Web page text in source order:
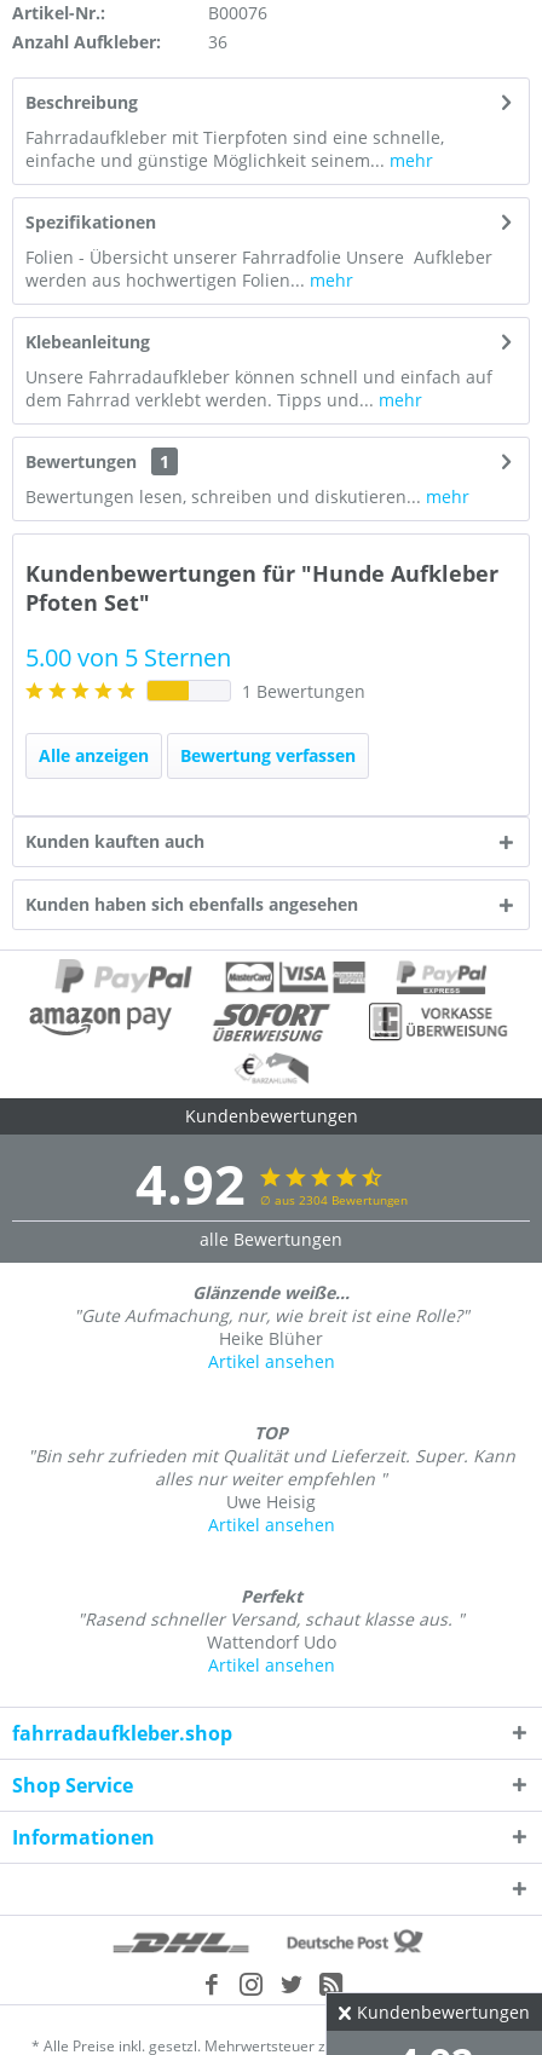
Kundenbewertungen
Artikel-Nr.:
B00076
Anzahl Aufkleber:
36
Beschreibung
Fahrradaufkleber mit Tierpfoten sind eine schnelle,
einfache und günstige Möglichkeit seinem... mehr
Spezifikationen
Folien - Übersicht unserer Fahrradfolie Unsere Aufkleber
werden aus hochwertigen Folien... mehr
Klebeanleitung
Unsere Fahrradaufkleber können schnell und einfach auf
dem Fahrrad verklebt werden. Tipps und... mehr
Bewertungen
1
Bewertungen lesen, schreiben und diskutieren... mehr
Kundenbewertungen für "Hunde Aufkleber
Pfoten Set"
5.00 von 5 Sternen
1 Bewertungen
Alle anzeigen Bewertung verfassen
Kunden kauften auch
Kunden haben sich ebenfalls angesehen
Kundenbewertungen
4.92 ∅ aus 2304 Bewertungen
alle Bewertungen
Glänzende weiße...
"Gute Aufmachung, nur, wie breit ist eine Rolle?"
Heike Blüher
Artikel ansehen
TOP
"Bin sehr zufrieden mit Qualität und Lieferzeit. Super. Kann
alles nur weiter empfehlen "
Uwe Heisig
Artikel ansehen
Perfekt
"Rasend schneller Versand, schaut klasse aus. "
Wattendorf Udo
Artikel ansehen
fahrradaufkleber.shop
Shop Service
Informationen
* Alle Preise inkl. gesetzl. Mehrwertsteuer zzgl. Versandkosten und ggf.